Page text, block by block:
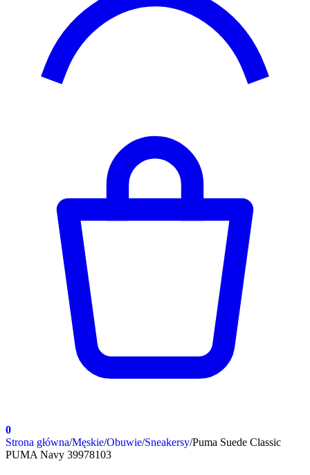
0
Strona główna/Męskie/Obuwie/Sneakersy/Puma Suede Classic
PUMA Navy 39978103